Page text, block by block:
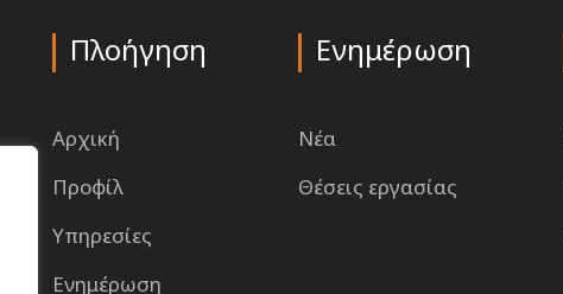
Πλοήγηση
Αρχική
Προφίλ
Υπηρεσίες
Ενημέρωση
Ενημέρωση
Νέα
Θέσεις εργασίας